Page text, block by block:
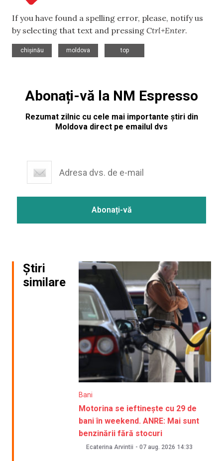
If you have found a spelling error, please, notify us
by selecting that text and pressing Ctrl+Enter.
chișinău
moldova
top
Abonați-vă la NM Espresso
Rezumat zilnic cu cele mai importante știri din
Moldova direct pe emailul dvs
Știri
similare
Bani
Motorina se ieftinește cu 29 de
bani în weekend. ANRE: Mai sunt
benzinării fără stocuri
Ecaterina Arvintii - 07 aug. 2026 14:33